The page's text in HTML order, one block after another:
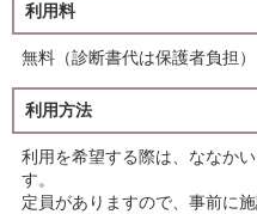
利用料
無料（診断書代は保護者負担）
利用方法
利用を希望する際は、ななか
す。
定員がありますので、事前に